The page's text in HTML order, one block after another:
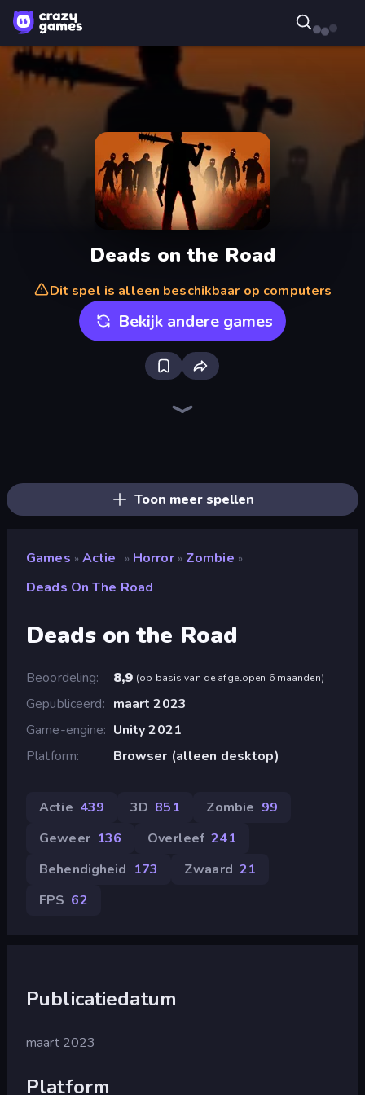
Deads on the Road
Dit spel is alleen beschikbaar op computers
Bekijk andere games
Toon meer spellen
Games » Actie » Horror » Zombie »
Deads On The Road
Deads on the Road
Beoordeling 8,9 (op basis van de afgelopen 6 maanden)
Gepubliceerd
maart 2023
Game-engine
Unity 2021
Platform
Browser (alleen desktop)
Actie 439 3D 851 Zombie 99
Geweer 136 Overleef 241
Behendigheid 173 Zwaard 21
FPS 62
Publicatiedatum
maart 2023
Platform